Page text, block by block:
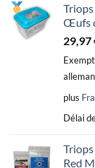
Œufs
29,97
plus
Délai
Red